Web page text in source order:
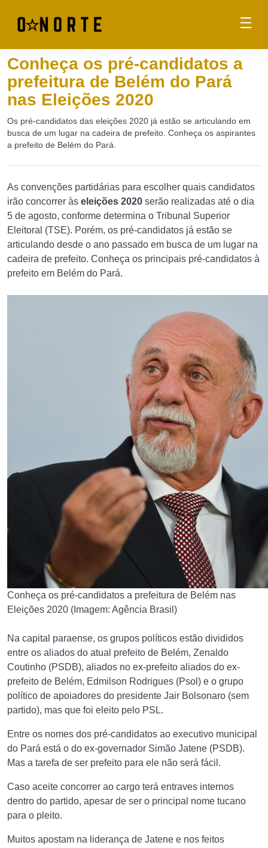
Conheça os pré-candidatos a
prefeitura de Belém do Pará
nas Eleições 2020
Os pré-candidatos das eleições 2020 já estão se articulando em
busca de um lugar na cadeira de prefeito. Conheça os aspirantes
a prefeito de Belém do Pará.
As convenções partidárias para escolher quais candidatos
irão concorrer às eleições 2020 serão realizadas até o dia
5 de agosto, conforme determina o Tribunal Superior
Eleitoral (TSE). Porém, os pré-candidatos já estão se
articulando desde o ano passado em busca de um lugar na
cadeira de prefeito. Conheça os principais pré-candidatos à
prefeito em Belém do Pará.
Conheça os pré-candidatos a prefeitura de Belém nas
Eleições 2020 (Imagem: Agência Brasil)
Na capital paraense, os grupos políticos estão divididos
entre os aliados do atual prefeito de Belém, Zenaldo
Coutinho (PSDB), aliados no ex-prefeito aliados do ex-
prefeito de Belém, Edmilson Rodrigues (Psol) e o grupo
político de apoiadores do presidente Jair Bolsonaro (sem
partido), mas que foi eleito pelo PSL.
Entre os nomes dos pré-candidatos ao executivo municipal
do Pará está o do ex-governador Simão Jatene (PSDB).
Mas a tarefa de ser prefeito para ele não será fácil.
Caso aceite concorrer ao cargo terá entraves internos
dentro do partido, apesar de ser o principal nome tucano
para o pleito.
Muitos apostam na liderança de Jatene e nos feitos